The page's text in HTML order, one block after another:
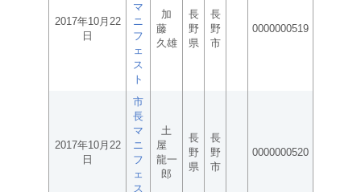
2017年10月22
日
マ
ニ
フ
ェ
ス
ト
加
藤
久雄
長
野
県
長
野
市
0000000519
2017年10月22
日
市
長
マ
ニ
フ
ェ
ス
土
屋
龍一
郎
長
野
県
長
野
市
0000000520